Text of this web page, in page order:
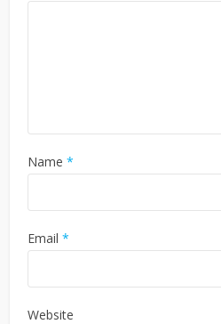
Name *
Email *
Website